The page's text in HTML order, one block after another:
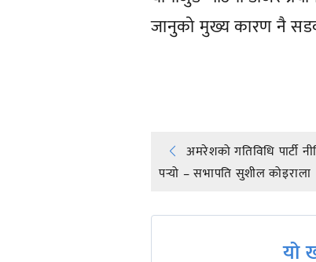
जानुको मुख्य कारण नै
Post
navigation
अमरेशको गतिविधि पार्टी
पर्‍यो – सभापति सुशील कोइराला
यो